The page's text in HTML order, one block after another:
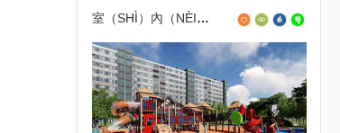
室（SHÌ）內（NÈI）淘氣堡運動公園